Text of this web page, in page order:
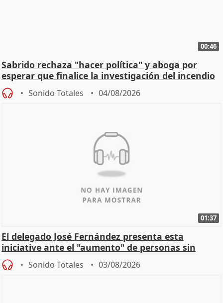
00:46
Sabrido rechaza "hacer política" y aboga por
esperar que finalice la investigación del incendio
Sonido Totales 04/08/2026
01:37
El delegado José Fernández presenta esta
iniciative ante el "aumento" de personas sin
hogar en Madri
Sonido Totales 03/08/2026